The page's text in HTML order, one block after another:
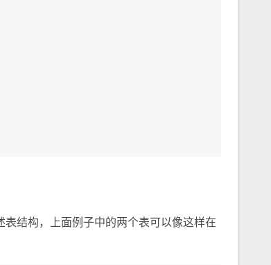
表结构，上面例子中的两个表可以像这样在